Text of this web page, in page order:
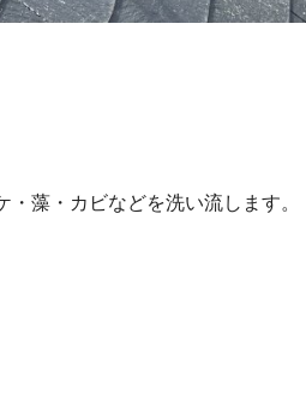
藻・カビなどを洗い流します。